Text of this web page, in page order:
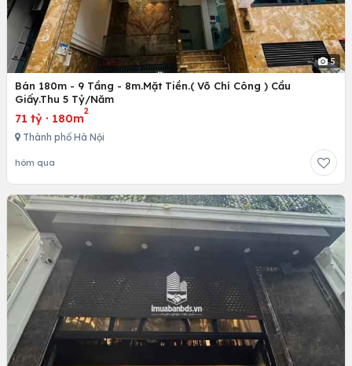
5
Bán 180m - 9 Tầng - 8m.Mặt Tiền.( Võ Chí Công ) Cầu
Giấy.Thu 5 Tỷ/Năm
71 tỷ · 180m
2
Thành phố Hà Nội
hôm qua